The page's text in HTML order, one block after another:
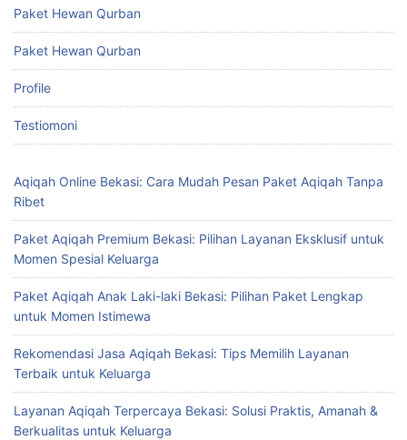
Paket Hewan Qurban
Paket Hewan Qurban
Profile
Testiomoni
Aqiqah Online Bekasi: Cara Mudah Pesan Paket Aqiqah Tanpa
Ribet
Paket Aqiqah Premium Bekasi: Pilihan Layanan Eksklusif untuk
Momen Spesial Keluarga
Paket Aqiqah Anak Laki-laki Bekasi: Pilihan Paket Lengkap
untuk Momen Istimewa
Rekomendasi Jasa Aqiqah Bekasi: Tips Memilih Layanan
Terbaik untuk Keluarga
Layanan Aqiqah Terpercaya Bekasi: Solusi Praktis, Amanah &
Berkualitas untuk Keluarga